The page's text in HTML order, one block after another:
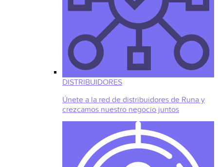
DISTRIBUIDORES
Únete a la red de distribuidores de Runa y
crezcamos nuestro negocio juntos